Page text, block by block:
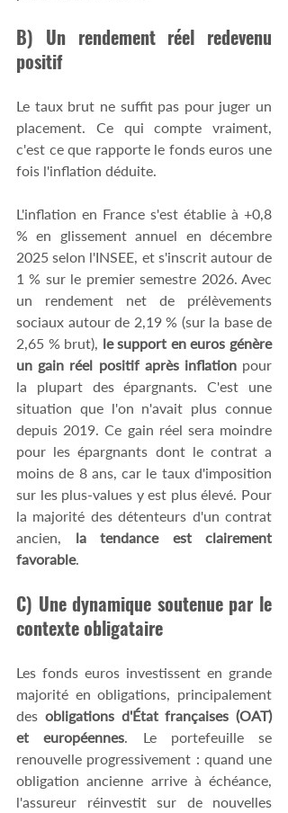
B) Un rendement réel redevenu
positif
Le taux brut ne suffit pas pour juger un
placement. Ce qui compte vraiment,
c'est ce que rapporte le fonds euros une
fois l'inflation déduite.
L'inflation en France s'est établie à +0,8
% en glissement annuel en décembre
2025 selon l'INSEE, et s'inscrit autour de
1 % sur le premier semestre 2026. Avec
un rendement net de prélèvements
sociaux autour de 2,19 % (sur la base de
2,65 % brut), le support en euros génère
un gain réel positif après inflation pour
la plupart des épargnants. C'est une
situation que l'on n'avait plus connue
depuis 2019. Ce gain réel sera moindre
pour les épargnants dont le contrat a
moins de 8 ans, car le taux d'imposition
sur les plus-values y est plus élevé. Pour
la majorité des détenteurs d'un contrat
ancien, la tendance est clairement
favorable.
C) Une dynamique soutenue par le
contexte obligataire
Les fonds euros investissent en grande
majorité en obligations, principalement
des obligations d'État françaises (OAT)
et européennes . Le portefeuille se
renouvelle progressivement : quand une
obligation ancienne arrive à échéance,
l'assureur réinvestit sur de nouvelles